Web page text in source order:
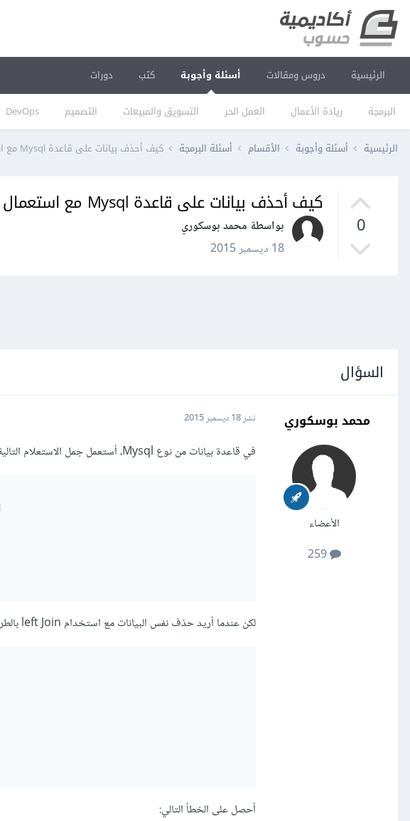
الرئيسية دروس ومقالات أسئلة وأجوبة
البرمجة ريادة الأعمال العمل الحر التسويق والمبيعات التصميم DevOps
كتب دورات
الرئيسية أسئلة وأجوبة الأقسام أسئلة البرمجة كيف أحذف بيانات على قاعدة Mysql مع استعمال Left Join؟
0
كيف أحذف بيانات على قاعدة Mysql مع استعمال Left Join؟
بواسطة محمد بوسكوري
18 ديسمبر 2015
السؤال
محمد بوسكوري
الأعضاء
259
نشر18 ديسمبر 2015
في قاعدة بيانات من نوع Mysql، أستعمل جمل الاستعلام التالية للحصول على بيانات محددة مع تضمين دالة Left Join:
لكن عندما أريد حذف نفس البيانات مع استخدام left Join بالطريقة التالية:
أحصل على الخطأ التالي: